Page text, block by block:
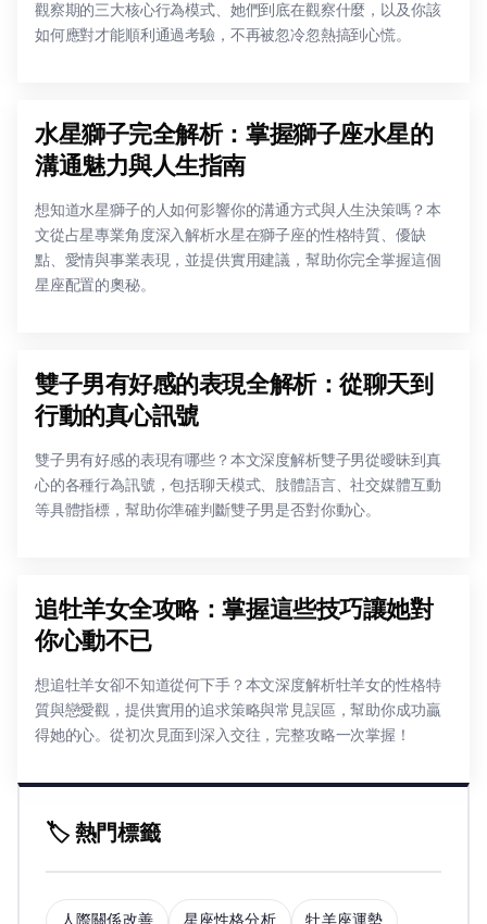
觀察期的三大核心行為模式、她們到底在觀察什麼，以及你該
如何應對才能順利通過考驗，不再被忽冷忽熱搞到心慌。
水星獅子完全解析：掌握獅子座水星的
溝通魅力與人生指南
想知道水星獅子的人如何影響你的溝通方式與人生決策嗎？本
文從占星專業角度深入解析水星在獅子座的性格特質、優缺
點、愛情與事業表現，並提供實用建議，幫助你完全掌握這個
星座配置的奧秘。
雙子男有好感的表現全解析：從聊天到
行動的真心訊號
雙子男有好感的表現有哪些？本文深度解析雙子男從曖昧到真
心的各種行為訊號，包括聊天模式、肢體語言、社交媒體互動
等具體指標，幫助你準確判斷雙子男是否對你動心。
追牡羊女全攻略：掌握這些技巧讓她對
你心動不已
想追牡羊女卻不知道從何下手？本文深度解析牡羊女的性格特
質與戀愛觀，提供實用的追求策略與常見誤區，幫助你成功贏
得她的心。從初次見面到深入交往，完整攻略一次掌握！
🏷️ 熱門標籤
人際關係改善 星座性格分析 牡羊座運勢